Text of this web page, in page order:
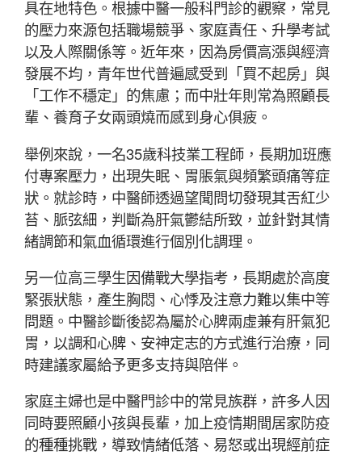
具在地特色。根據中醫一般科門診的觀察，常見
的壓力來源包括職場競爭、家庭責任、升學考試
以及人際關係等。近年來，因為房價高漲與經濟
發展不均，青年世代普遍感受到「買不起房」與
「工作不穩定」的焦慮；而中壯年則常為照顧長
輩、養育子女兩頭燒而感到身心俱疲。
舉例來說，一名35歲科技業工程師，長期加班應
付專案壓力，出現失眠、胃脹氣與頻繁頭痛等症
狀。就診時，中醫師透過望聞問切發現其舌紅少
苔、脈弦細，判斷為肝氣鬱結所致，並針對其情
緒調節和氣血循環進行個別化調理。
另一位高三學生因備戰大學指考，長期處於高度
緊張狀態，產生胸悶、心悸及注意力難以集中等
問題。中醫診斷後認為屬於心脾兩虛兼有肝氣犯
胃，以調和心脾、安神定志的方式進行治療，同
時建議家屬給予更多支持與陪伴。
家庭主婦也是中醫門診中的常見族群，許多人因
同時要照顧小孩與長輩，加上疫情期間居家防疫
的種種挑戰，導致情緒低落、易怒或出現經前症